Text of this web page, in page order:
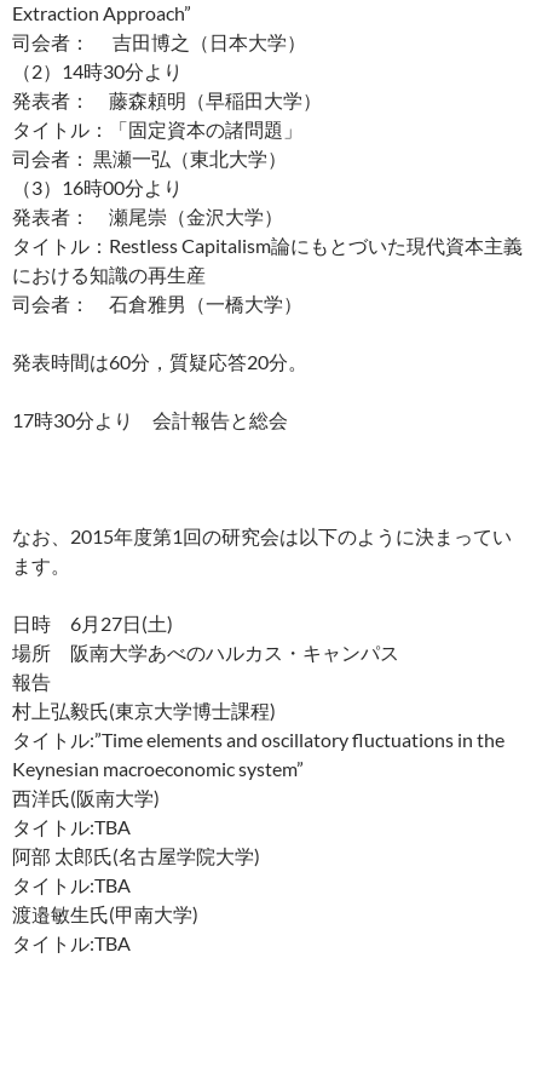
Extraction Approach”
司会者： 吉田博之（日本大学）
（2）14時30分より
発表者： 藤森頼明（早稲田大学）
タイトル：「固定資本の諸問題」
司会者： 黒瀬一弘（東北大学）
（3）16時00分より
発表者： 瀬尾崇（金沢大学）
タイトル：Restless Capitalism論にもとづいた現代資本主義
における知識の再生産
司会者： 石倉雅男（一橋大学）
発表時間は60分，質疑応答20分。
17時30分より 会計報告と総会
なお、2015年度第1回の研究会は以下のように決まってい
ます。
日時 6月27日(土)
場所 阪南大学あべのハルカス・キャンパス
報告
村上弘毅氏(東京大学博士課程)
タイトル:”Time elements and oscillatory fluctuations in the
Keynesian macroeconomic system”
西洋氏(阪南大学)
タイトル:TBA
阿部 太郎氏(名古屋学院大学)
タイトル:TBA
渡邉敏生氏(甲南大学)
タイトル:TBA